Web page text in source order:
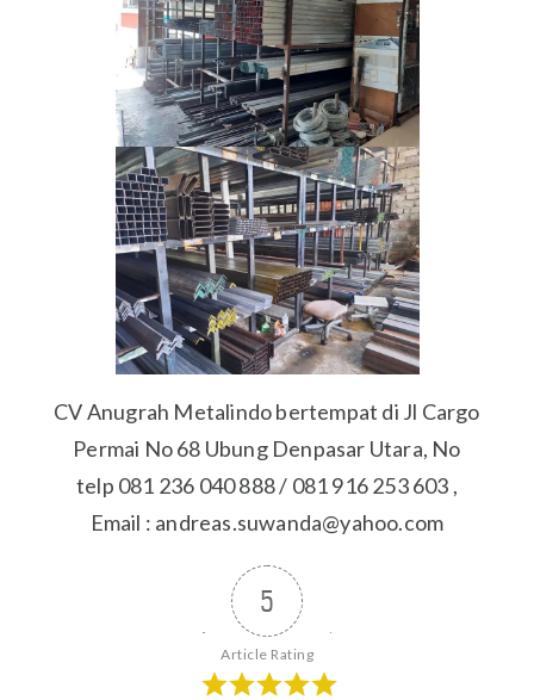
CV Anugrah Metalindo bertempat di Jl Cargo
Permai No 68 Ubung Denpasar Utara, No
telp 081 236 040 888 / 081 916 253 603 ,
Email : andreas.suwanda@yahoo.com
5
Article Rating